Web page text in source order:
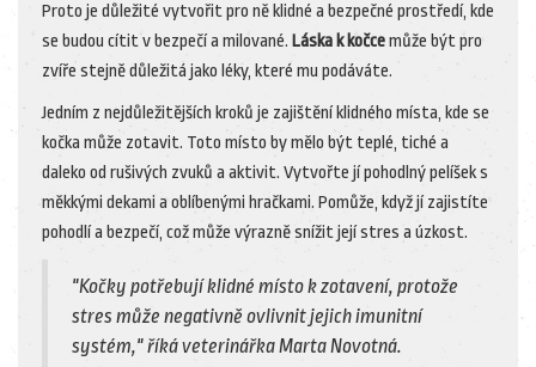
Proto je důležité vytvořit pro ně klidné a bezpečné prostředí, kde
se budou cítit v bezpečí a milované. Láska k kočcemůže být pro
zvíře stejně důležitá jako léky, které mu podáváte.
Jedním z nejdůležitějších kroků je zajištění klidného místa, kde se
kočka může zotavit. Toto místo by mělo být teplé, tiché a
daleko od rušivých zvuků a aktivit. Vytvořte jí pohodlný pelíšek s
měkkými dekami a oblíbenými hračkami. Pomůže, když jí zajistíte
pohodlí a bezpečí, což může výrazně snížit její stres a úzkost.
"Kočky potřebují klidné místo k zotavení, protože
stres může negativně ovlivnit jejich imunitní
systém," říká veterinářka Marta Novotná.